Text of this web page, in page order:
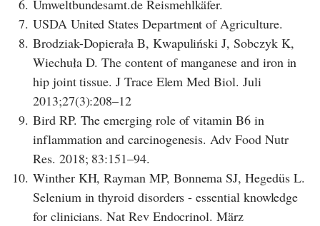
6. Umweltbundesamt.de Reismehlkäfer.
7. USDA United States Department of Agriculture.
8. Brodziak-Dopierała B, Kwapuliński J, Sobczyk K,
Wiechuła D. The content of manganese and iron in
hip joint tissue. J Trace Elem Med Biol. Juli
2013;27(3):208–12
9. Bird RP. The emerging role of vitamin B6 in
inflammation and carcinogenesis. Adv Food Nutr
Res. 2018; 83:151–94.
10. Winther KH, Rayman MP, Bonnema SJ, Hegedüs L.
Selenium in thyroid disorders - essential knowledge
for clinicians. Nat Rev Endocrinol. März